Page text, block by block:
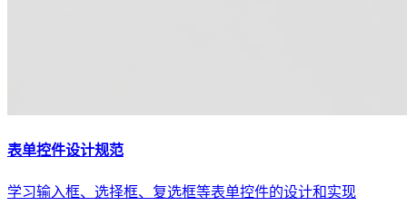
表单控件设计规范
学习输入框、选择框、复选框等表单控件的设计和实现